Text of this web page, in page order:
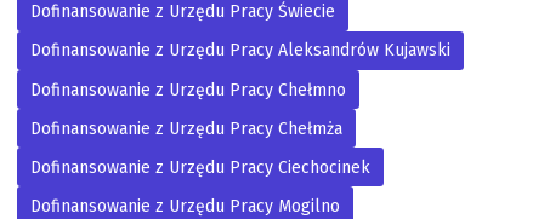
Dofinansowanie z Urzędu Pracy Świecie
Dofinansowanie z Urzędu Pracy Aleksandrów Kujawski
Dofinansowanie z Urzędu Pracy Chełmno
Dofinansowanie z Urzędu Pracy Chełmża
Dofinansowanie z Urzędu Pracy Ciechocinek
Dofinansowanie z Urzędu Pracy Mogilno